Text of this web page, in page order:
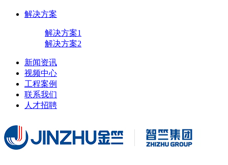
解决方案
解决方案1
解决方案2
新闻资讯
视频中心
工程案例
联系我们
人才招聘